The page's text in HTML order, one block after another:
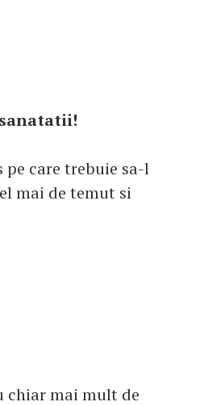
care trebuie sa-l
mai de temut si
chiar mai mult de